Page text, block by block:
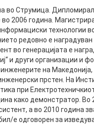
ОБУКИ
НА
во Струмица.
во 2006 година.
технологии
редовно е
во генерацијата е
и други организации и
на Македонија,
прстен. На
при
како демонстратор. Во
а во 2010 година
е одговорен за